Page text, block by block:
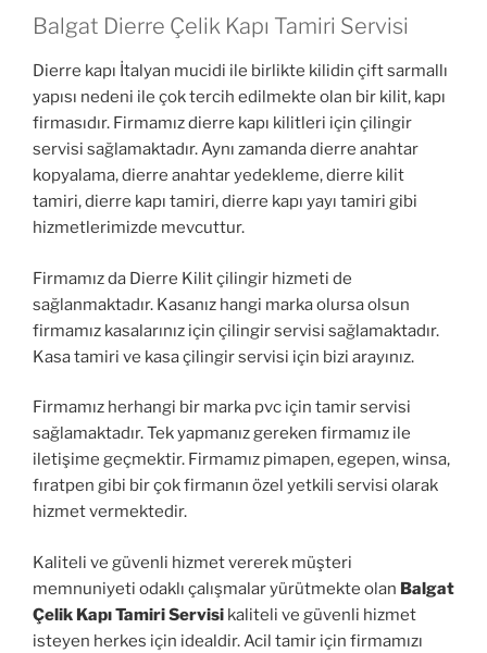
Balgat Dierre Çelik Kapı Tamiri Servisi
Dierre kapı İtalyan mucidi ile birlikte kilidin çift sarmallı
yapısı nedeni ile çok tercih edilmekte olan bir kilit, kapı
firmasıdır. Firmamız dierre kapı kilitleri için çilingir
servisi sağlamaktadır. Aynı zamanda dierre anahtar
kopyalama, dierre anahtar yedekleme, dierre kilit
tamiri, dierre kapı tamiri, dierre kapı yayı tamiri gibi
hizmetlerimizde mevcuttur.
Firmamız da Dierre Kilit çilingir hizmeti de
sağlanmaktadır. Kasanız hangi marka olursa olsun
firmamız kasalarınız için çilingir servisi sağlamaktadır.
Kasa tamiri ve kasa çilingir servisi için bizi arayınız.
Firmamız herhangi bir marka pvc için tamir servisi
sağlamaktadır. Tek yapmanız gereken firmamız ile
iletişime geçmektir. Firmamız pimapen, egepen, winsa,
fıratpen gibi bir çok firmanın özel yetkili servisi olarak
hizmet vermektedir.
Kaliteli ve güvenli hizmet vererek müşteri
memnuniyeti odaklı çalışmalar yürütmekte olan Balgat
Çelik Kapı Tamiri Servisi kaliteli ve güvenli hizmet
isteyen herkes için idealdir. Acil tamir için firmamızı